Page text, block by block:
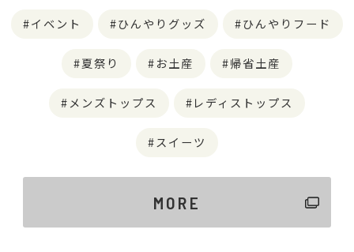
イベント ひんやりグッズ ひんやりフード
夏祭り お土産 帰省土産
メンズトップス レディストップス
スイーツ
MORE